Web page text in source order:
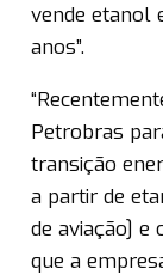
vende etanol
anos”.
Petrobras
transição
a partir de
de aviação] e
que a